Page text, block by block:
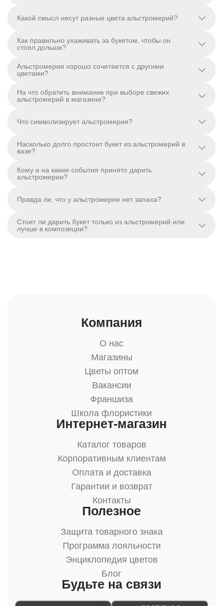
Какой смысл несут разные цвета альстромерий?
Как правильно ухаживать за букетом, чтобы он
стоял дольше?
Альстромерия хорошо сочетается с другими
цветами?
На что обратить внимание при выборе свежих
альстромерий в магазине?
Что символизирует альстромерия?
Насколько долго простоит букет из альстромерий в
вазе?
Кому и на какие события принято дарить
альстромерии?
Правда ли, что у альстромерии нет запаха?
Стоит ли дарить букет только из альстромерий или
лучше в композиции?
Компания
О нас
Магазины
Цветы оптом
Вакансии
Франшиза
Школа флористики
Интернет-магазин
Каталог товаров
Корпоративным клиентам
Оплата и доставка
Гарантии и возврат
Контакты
Полезное
Защита товарного знака
Программа лояльности
Энциклопедия цветов
Блог
Будьте на связи